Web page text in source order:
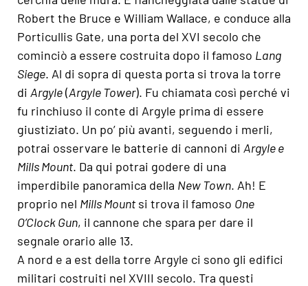
Robert the Bruce e William Wallace, e conduce alla
Porticullis Gate, una porta del XVI secolo che
cominciò a essere costruita dopo il famoso Lang
Siege. Al di sopra di questa porta si trova la torre
di Argyle(Argyle Tower). Fu chiamata così perché vi
fu rinchiuso il conte di Argyle prima di essere
giustiziato. Un po’ più avanti, seguendo i merli,
potrai osservare le batterie di cannoni di Argyle e
Mills Mount. Da qui potrai godere di una
imperdibile panoramica della New Town. Ah! E
proprio nel Mills Mount si trova il famoso One
O’Clock Gun, il cannone che spara per dare il
segnale orario alle 13.
A nord e a est della torre Argyle ci sono gli edifici
militari costruiti nel XVIII secolo. Tra questi